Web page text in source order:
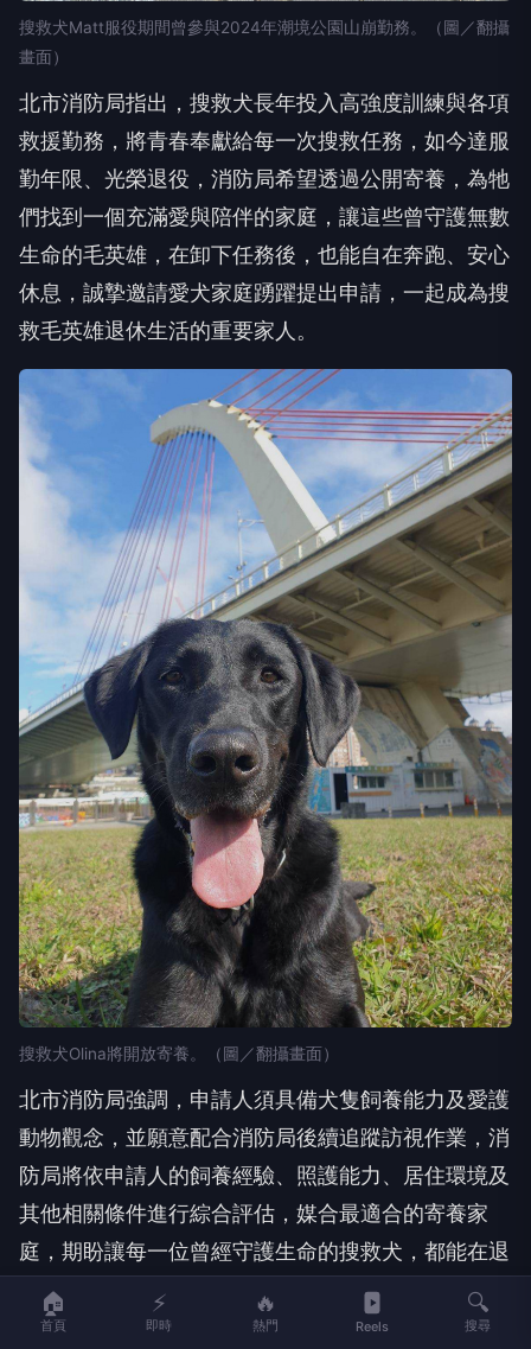
搜救犬Matt服役期間曾參與2024年潮境公園山崩勤務。（圖／翻攝
畫面）
北市消防局指出，搜救犬長年投入高強度訓練與各項
救援勤務，將青春奉獻給每一次搜救任務，如今達服
勤年限、光榮退役，消防局希望透過公開寄養，為牠
們找到一個充滿愛與陪伴的家庭，讓這些曾守護無數
生命的毛英雄，在卸下任務後，也能自在奔跑、安心
休息，誠摯邀請愛犬家庭踴躍提出申請，一起成為搜
救毛英雄退休生活的重要家人。
搜救犬Olina將開放寄養。（圖／翻攝畫面）
北市消防局強調，申請人須具備犬隻飼養能力及愛護
動物觀念，並願意配合消防局後續追蹤訪視作業，消
防局將依申請人的飼養經驗、照護能力、居住環境及
其他相關條件進行綜合評估，媒合最適合的寄養家
庭，期盼讓每一位曾經守護生命的搜救犬，都能在退
休後獲得最溫暖的照顧，享有幸福且安心的第二人
生。
🏠
首頁
⚡
即時
🔥
熱門 Reels
🔍
搜尋